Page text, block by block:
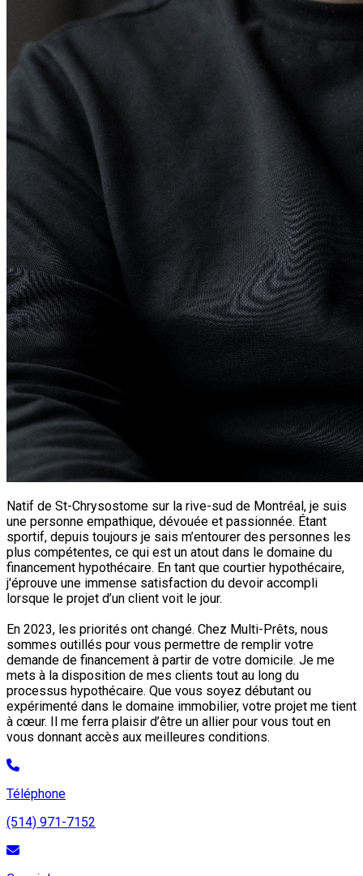
Natif de St-Chrysostome sur la rive-sud de Montréal, je suis
une personne empathique, dévouée et passionnée. Étant
sportif, depuis toujours je sais m’entourer des personnes les
plus compétentes, ce qui est un atout dans le domaine du
financement hypothécaire. En tant que courtier hypothécaire,
j'éprouve une immense satisfaction du devoir accompli
lorsque le projet d’un client voit le jour.
En 2023, les priorités ont changé. Chez Multi-Prêts, nous
sommes outillés pour vous permettre de remplir votre
demande de financement à partir de votre domicile. Je me
mets à la disposition de mes clients tout au long du
processus hypothécaire. Que vous soyez débutant ou
expérimenté dans le domaine immobilier, votre projet me tient
à cœur. Il me ferra plaisir d’être un allier pour vous tout en
vous donnant accès aux meilleures conditions.
Téléphone
(514) 971-7152